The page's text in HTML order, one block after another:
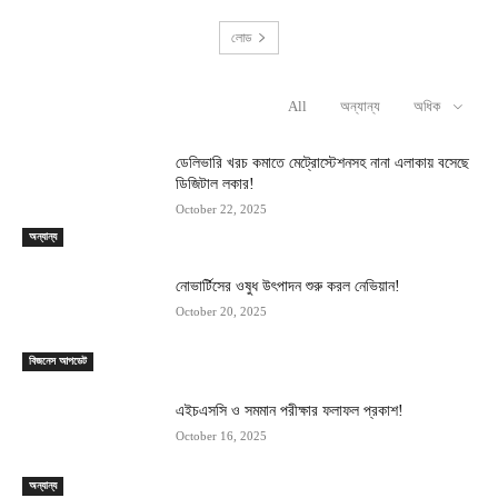
লোড
All অন্যান্য অধিক
অন্যান্য
ডেলিভারি খরচ কমাতে মেট্রোস্টেশনসহ নানা এলাকায় বসেছে
ডিজিটাল লকার!
October 22, 2025
বিজনেস আপডেট
নোভার্টিসের ওষুধ উৎপাদন শুরু করল নেভিয়ান!
October 20, 2025
অন্যান্য
এইচএসসি ও সমমান পরীক্ষার ফলাফল প্রকাশ!
October 16, 2025